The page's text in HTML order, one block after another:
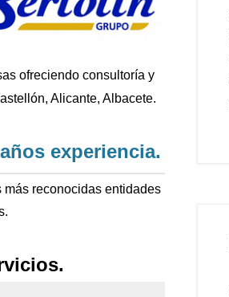
ofreciendo consultoría y
Alicante, Albacete.
experiencia.
más reconocidas entidades